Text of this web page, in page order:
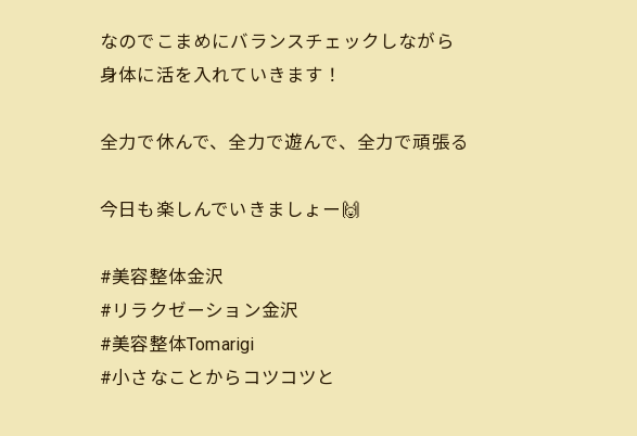
なのでこまめにバランスチェックしながら
身体に活を入れていきます！
全力で休んで、全力で遊んで、全力で頑張る
今日も楽しんでいきましょー🙌
#美容整体金沢
#リラクゼーション金沢
#美容整体Tomarigi
#小さなことからコツコツと